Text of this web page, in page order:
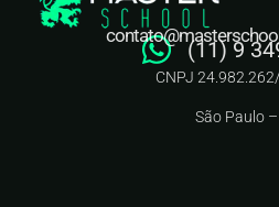
(11) 9
CNPJ
São Paulo –